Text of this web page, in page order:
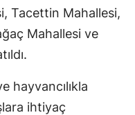
Tacettin Mahallesi,
Mahallesi ve
hayvancılıkla
ihtiyaç